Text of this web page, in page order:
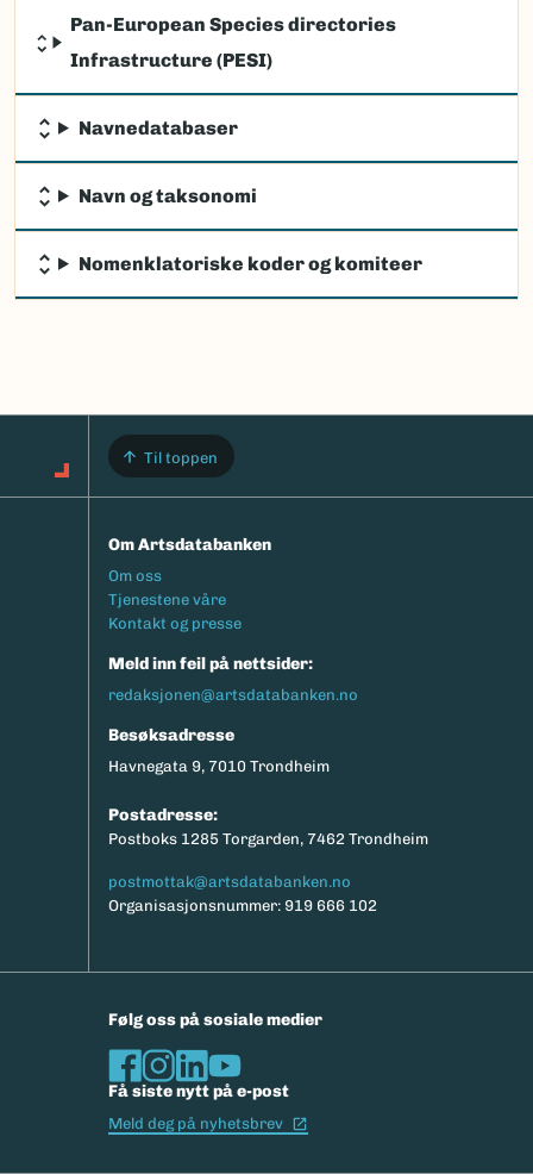
Pan-European Species directories
Infrastructure (PESI)
Navnedatabaser
Navn og taksonomi
Nomenklatoriske koder og komiteer
Til toppen
Om Artsdatabanken
Footermeny
Om oss
Tjenestene våre
Kontakt og presse
Meld inn feil på nettsider:
redaksjonen@artsdatabanken.no
Besøksadresse
Havnegata 9, 7010 Trondheim
Postadresse:
Postboks 1285 Torgarden, 7462 Trondheim
postmottak@artsdatabanken.no
Organisasjonsnummer: 919 666 102
Følg oss på sosiale medier
Få siste nytt på e-post
Meld deg på nyhetsbrev